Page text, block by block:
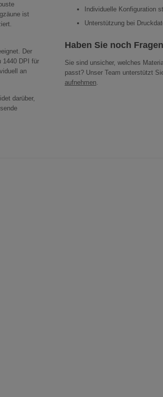
ist
Der
1440 DPI für
an
darüber,
Individuelle Konfiguration
Unterstützung bei
Haben Sie noch
Sie sind unsicher, welches
passt? Unser Team unterstützt
aufnehmen.